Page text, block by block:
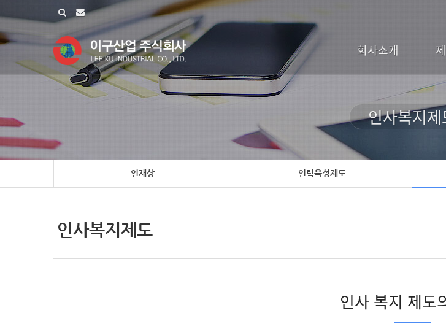
회사소개
인사복지제
인재상 인력육성제도
인사복지제도
인사 복지 제도